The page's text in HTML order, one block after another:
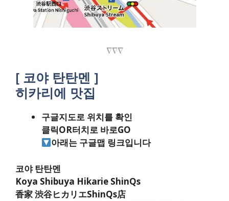
∇∇∇
[ 코야 탄탄멘 ]
히카리에 맛집
구글지도로 위치를 확인
클릭OR터치로 바로GO
아래는 구글맵 링크입니다
코야 탄탄멘
Koya Shibuya Hikarie ShinQs
香家 渋谷ヒカリエShinQs店